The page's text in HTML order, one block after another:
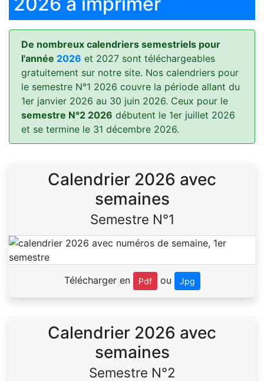
De nombreux calendriers semestriels pour
l'année 2026 et 2027 sont téléchargeables
gratuitement sur notre site. Nos calendriers pour
le semestre N°1 2026 couvre la période allant du
1er janvier 2026 au 30 juin 2026. Ceux pour le
semestre N°2 2026 débutent le 1er juillet 2026
et se termine le 31 décembre 2026.
Calendrier 2026 avec
semaines
Semestre N°1
Télécharger en Pdf ou Jpg
Calendrier 2026 avec
semaines
Semestre N°2